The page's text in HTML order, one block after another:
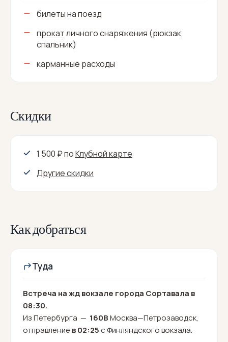
билеты на поезд
прокатличного снаряжения (рюкзак,
спальник)
карманные расходы
Скидки
1 500 ₽поКлубной карте
Другие скидки
Как добраться
Туда
Встреча на жд вокзале города Сортавала в
08:30.
Из Петербурга — 160ВМосква—Петрозаводск,
отправление в 02:25с Финляндского вокзала.